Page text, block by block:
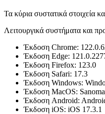
Τα κύρια συστατικά στοιχεία
Λειτουργικά συστήματα και
Έκδοση Chrome:
Έκδοση Edge:
Έκδοση Firefox: 123.0
Έκδοση Safari: 17.3
Έκδοση Windows:
Έκδοση MacOS:
Έκδοση Android:
Έκδοση iOS: iOS 17.3.1